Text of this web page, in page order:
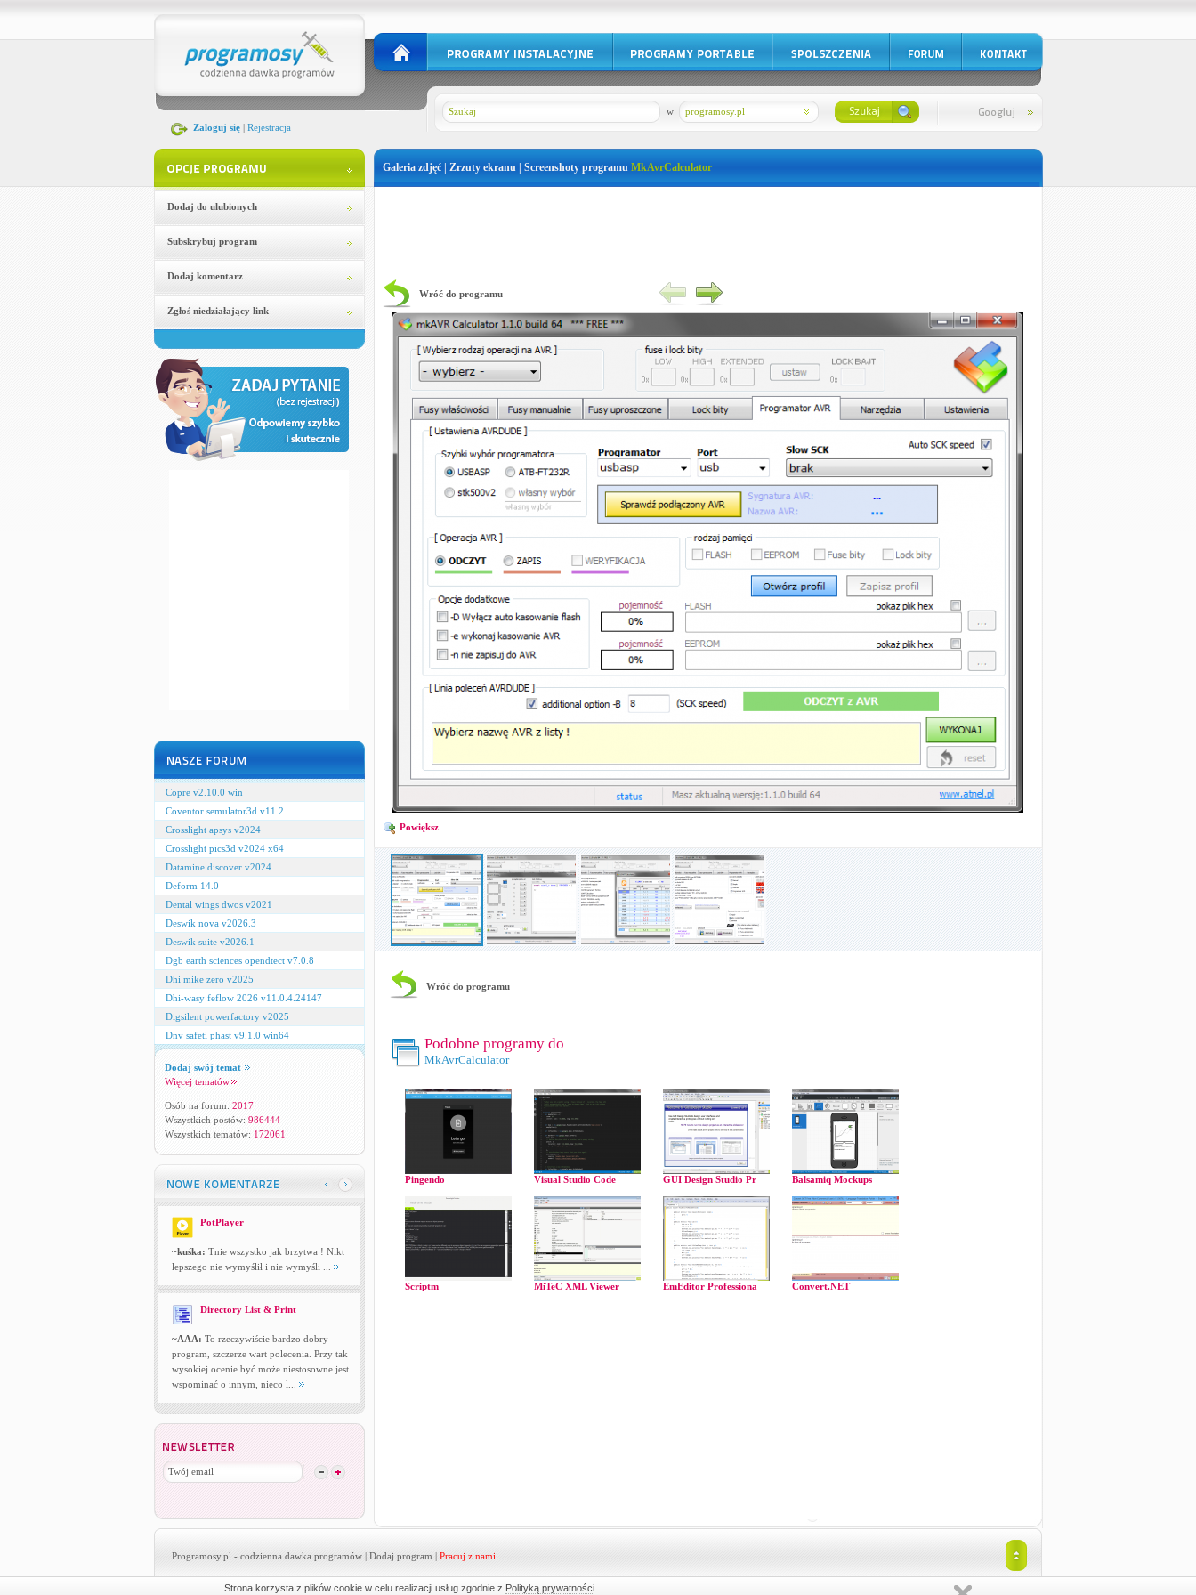
Zaloguj się| Rejestracja
programosy.pl
w
Dodaj do ulubionych
Subskrybuj program
Dodaj komentarz
Zgłoś niedziałający link
Copre v2.10.0 win
Coventor semulator3d v11.2
Crosslight apsys v2024
Crosslight pics3d v2024 x64
Datamine.discover v2024
Deform 14.0
Dental wings dwos v2021
Deswik nova v2026.3
Deswik suite v2026.1
Dgb earth sciences opendtect v7.0.8
Dhi mike zero v2025
Dhi-wasy feflow 2026 v11.0.4.24147
Digsilent powerfactory v2025
Dnv safeti phast v9.1.0 win64
Dodaj swój temat
Więcej tematów
Osób na forum: 2017
Wszystkich postów: 986444
Wszystkich tematów: 172061
PotPlayer
~kuśka: Tnie wszystko jak brzytwa ! Nikt
lepszego nie wymyślił i nie wymyśli ...
Directory List & Print
~AAA: To rzeczywiście bardzo dobry
program, szczerze wart polecenia. Przy tak
wysokiej ocenie być może niestosowne jest
wspominać o innym, nieco l...
Galeria zdjęć | Zrzuty ekranu | Screenshoty programu MkAvrCalculator
Wróć do programu
Powiększ
Wróć do programu
Podobne programy do
MkAvrCalculator
Pingendo Visual Studio Code GUI Design Studio Pr Balsamiq Mockups
Scriptm MiTeC XML Viewer EmEditor Professiona Convert.NET
Programosy.pl - codzienna dawka programów | Dodaj program | Pracuj z nami
Strona korzysta z plików cookie w celu realizacji usług zgodnie z Polityką prywatności